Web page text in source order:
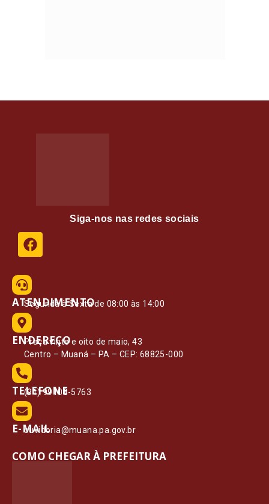
Siga-nos nas redes sociais
ATENDIMENTO
Segunda à Sexta de 08:00 às 14:00
ENDEREÇO
Praça vinte e oito de maio, 43
Centro – Muaná – PA – CEP: 68825-000
TELEFONE
(91) 99108-5763
E-MAIL
ouvidoria@muana.pa.gov.br
COMO CHEGAR À PREFEITURA